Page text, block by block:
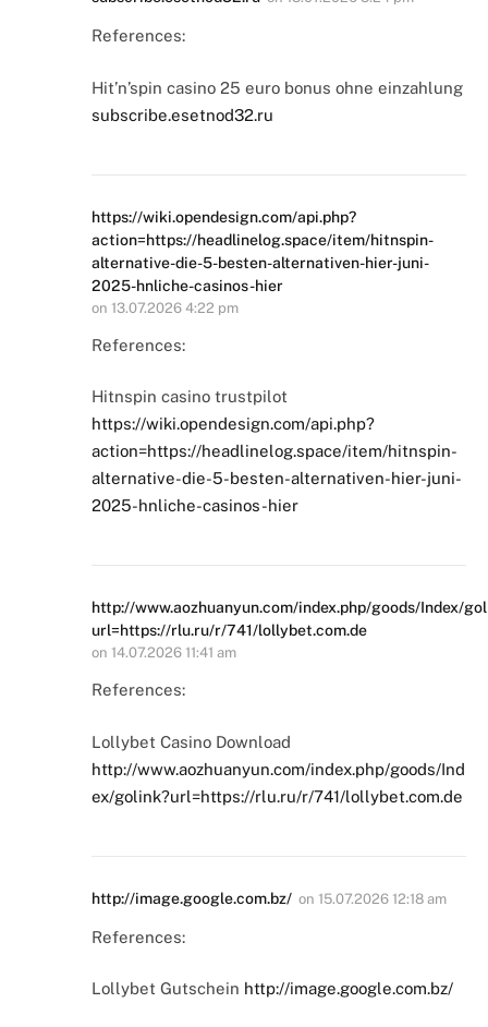
References:
Hit’n’spin casino 25 euro bonus ohne einzahlung
subscribe.esetnod32.ru
https://wiki.opendesign.com/api.php?
action=https://headlinelog.space/item/hitnspin-
alternative-die-5-besten-alternativen-hier-juni-
2025-hnliche-casinos-hier
on 13.07.2026 4:22 pm
References:
Hitnspin casino trustpilot
https://wiki.opendesign.com/api.php?
action=https://headlinelog.space/item/hitnspin-
alternative-die-5-besten-alternativen-hier-juni-
2025-hnliche-casinos-hier
http://www.aozhuanyun.com/index.php/goods/Index/
url=https://rlu.ru/r/741/lollybet.com.de
on 14.07.2026 11:41 am
References:
Lollybet Casino Download
http://www.aozhuanyun.com/index.php/goods/Ind
ex/golink?url=https://rlu.ru/r/741/lollybet.com.de
http://image.google.com.bz/ on 15.07.2026 12:18 am
References:
Lollybet Gutschein http://image.google.com.bz/